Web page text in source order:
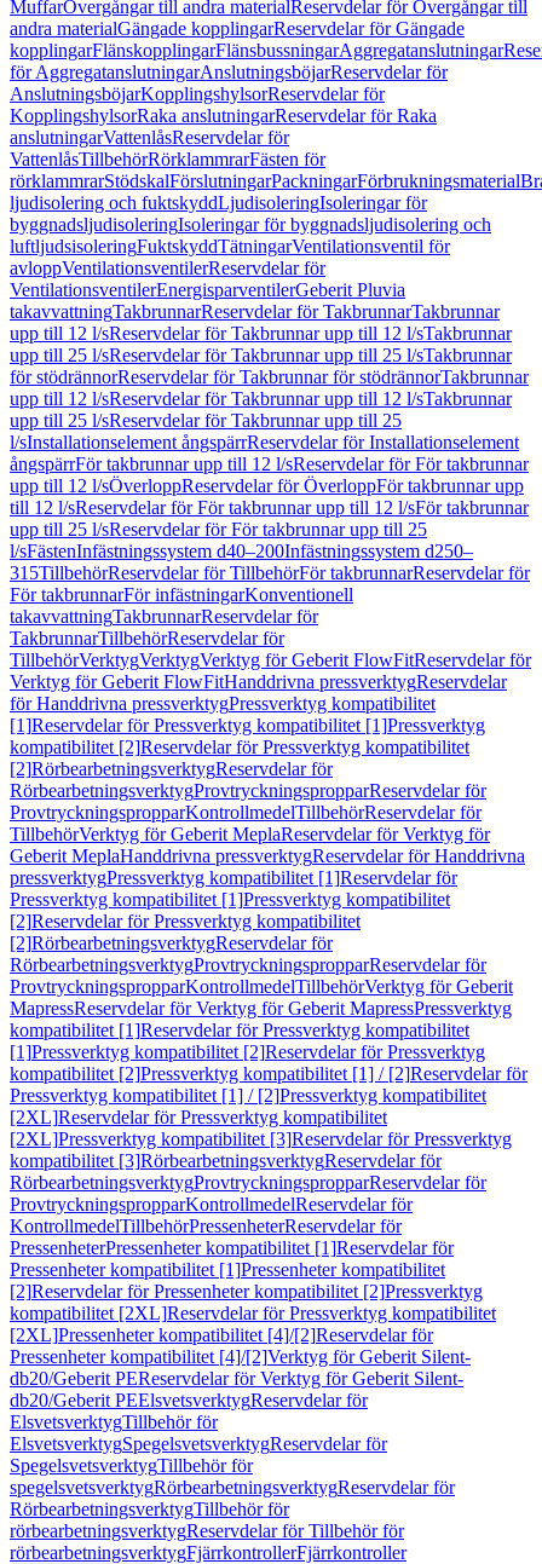
MuffarÖvergångar till andra materialReservdelar för Övergångar till
andra materialGängade kopplingarReservdelar för Gängade
kopplingarFlänskopplingarFlänsbussningarAggregatanslutningar
för AggregatanslutningarAnslutningsböjarReservdelar för
AnslutningsböjarKopplingshylsorReservdelar för
KopplingshylsorRaka anslutningarReservdelar för Raka
anslutningarVattenlåsReservdelar för
VattenlåsTillbehörRörklammrarFästen för
rörklammrarStödskalFörslutningarPackningarFörbrukningsmaterial
ljudisolering och fuktskyddLjudisoleringIsoleringar för
byggnadsljudisoleringIsoleringar för byggnadsljudisolering och
luftljudsisoleringFuktskyddTätningarVentilationsventil för
avloppVentilationsventilerReservdelar för
VentilationsventilerEnergisparventilerGeberit Pluvia
takavvattningTakbrunnarReservdelar för TakbrunnarTakbrunnar
upp till 12 l/sReservdelar för Takbrunnar upp till 12 l/sTakbrunnar
upp till 25 l/sReservdelar för Takbrunnar upp till 25 l/sTakbrunnar
för stödrännorReservdelar för Takbrunnar för stödrännorTakbrunnar
upp till 12 l/sReservdelar för Takbrunnar upp till 12 l/sTakbrunnar
upp till 25 l/sReservdelar för Takbrunnar upp till 25
l/sInstallationselement ångspärrReservdelar för Installationselement
ångspärrFör takbrunnar upp till 12 l/sReservdelar för För takbrunnar
upp till 12 l/sÖverloppReservdelar för ÖverloppFör takbrunnar upp
till 12 l/sReservdelar för För takbrunnar upp till 12 l/sFör takbrunnar
upp till 25 l/sReservdelar för För takbrunnar upp till 25
l/sFästenInfästningssystem d40–200Infästningssystem d250–
315TillbehörReservdelar för TillbehörFör takbrunnarReservdelar för
För takbrunnarFör infästningarKonventionell
takavvattningTakbrunnarReservdelar för
TakbrunnarTillbehörReservdelar för
TillbehörVerktygVerktygVerktyg för Geberit FlowFitReservdelar för
Verktyg för Geberit FlowFitHanddrivna pressverktygReservdelar
för Handdrivna pressverktygPressverktyg kompatibilitet
[1]Reservdelar för Pressverktyg kompatibilitet [1]Pressverktyg
kompatibilitet [2]Reservdelar för Pressverktyg kompatibilitet
[2]RörbearbetningsverktygReservdelar för
RörbearbetningsverktygProvtryckningspropparReservdelar för
ProvtryckningspropparKontrollmedelTillbehörReservdelar för
TillbehörVerktyg för Geberit MeplaReservdelar för Verktyg för
Geberit MeplaHanddrivna pressverktygReservdelar för Handdrivna
pressverktygPressverktyg kompatibilitet [1]Reservdelar för
Pressverktyg kompatibilitet [1]Pressverktyg kompatibilitet
[2]Reservdelar för Pressverktyg kompatibilitet
[2]RörbearbetningsverktygReservdelar för
RörbearbetningsverktygProvtryckningspropparReservdelar för
ProvtryckningspropparKontrollmedelTillbehörVerktyg för Geberit
MapressReservdelar för Verktyg för Geberit MapressPressverktyg
kompatibilitet [1]Reservdelar för Pressverktyg kompatibilitet
[1]Pressverktyg kompatibilitet [2]Reservdelar för Pressverktyg
kompatibilitet [2]Pressverktyg kompatibilitet [1] / [2]Reservdelar för
Pressverktyg kompatibilitet [1] / [2]Pressverktyg kompatibilitet
[2XL]Reservdelar för Pressverktyg kompatibilitet
[2XL]Pressverktyg kompatibilitet [3]Reservdelar för Pressverktyg
kompatibilitet [3]RörbearbetningsverktygReservdelar för
RörbearbetningsverktygProvtryckningspropparReservdelar för
ProvtryckningspropparKontrollmedelReservdelar för
KontrollmedelTillbehörPressenheterReservdelar för
PressenheterPressenheter kompatibilitet [1]Reservdelar för
Pressenheter kompatibilitet [1]Pressenheter kompatibilitet
[2]Reservdelar för Pressenheter kompatibilitet [2]Pressverktyg
kompatibilitet [2XL]Reservdelar för Pressverktyg kompatibilitet
[2XL]Pressenheter kompatibilitet [4]/[2]Reservdelar för
Pressenheter kompatibilitet [4]/[2]Verktyg för Geberit Silent-
db20/Geberit PEReservdelar för Verktyg för Geberit Silent-
db20/Geberit PEElsvetsverktygReservdelar för
ElsvetsverktygTillbehör för
ElsvetsverktygSpegelsvetsverktygReservdelar för
SpegelsvetsverktygTillbehör för
spegelsvetsverktygRörbearbetningsverktygReservdelar för
RörbearbetningsverktygTillbehör för
rörbearbetningsverktygReservdelar för Tillbehör för
rörbearbetningsverktygFjärrkontrollerFjärrkontroller